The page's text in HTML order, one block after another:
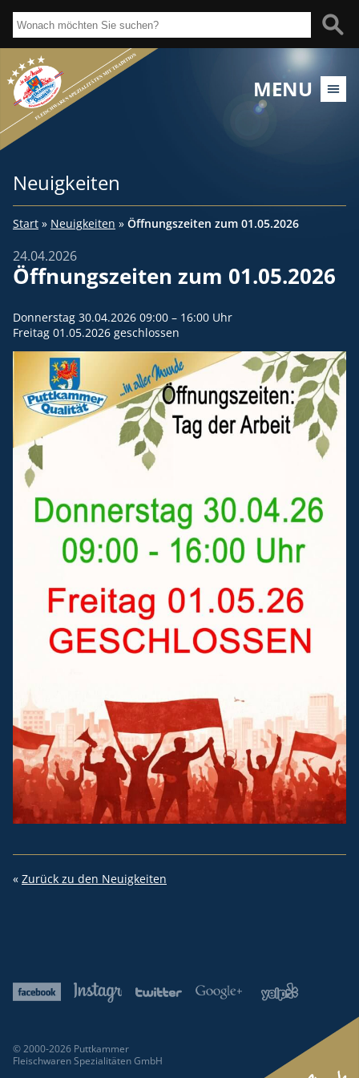
MENU
Neuigkeiten
Start » Neuigkeiten » Öffnungszeiten zum 01.05.2026
24.04.2026
Öffnungszeiten zum 01.05.2026
Donnerstag 30.04.2026 09:00 – 16:00 Uhr
Freitag 01.05.2026 geschlossen
« Zurück zu den Neuigkeiten
© 2000-2026 Puttkammer
Fleischwaren Spezialitäten GmbH